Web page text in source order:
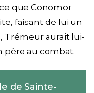
ce que Conomor
faisant de lui un
Trémeur aurait lui-
père au combat.
de Sainte-